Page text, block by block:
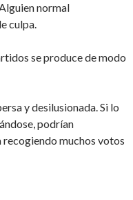
normal
culpa.
se produce de modo
y desilusionada. Si lo
podrían
muchos votos